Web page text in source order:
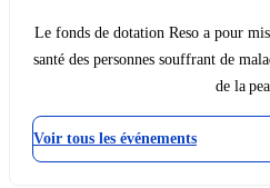
Le fonds de dotation Reso a pour
santé des personnes souffrant de
de la
Voir tous les événements